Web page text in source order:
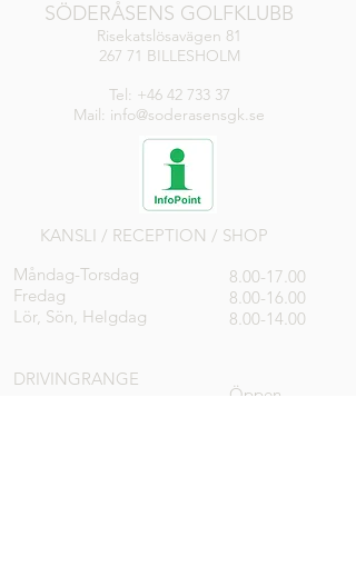
SÖDERÅSENS GOLFKLUBB
Risekatslösavägen 81
267 71 BILLESHOLM
Tel: +46 42 733 37
Mail: info@soderasensgk.se
KANSLI / RECEPTION / SHOP
Måndag-Torsdag
Fredag
Lör, Sön, Helgdag
DRIVINGRANGE
8.00-17.00
8.00-16.00
8.00-14.00
Öppen